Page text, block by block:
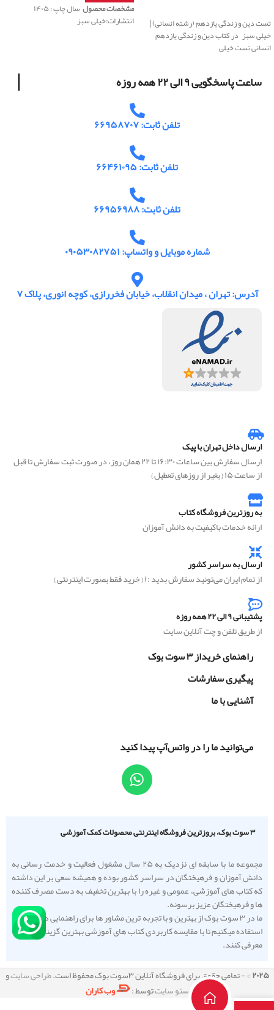
تست دین و زندگی یازدهم (رشته انسانی) |
خیلی سبز در کتاب دین و زندگی یازدهم
انسانی تست خیلی
مشخصات محصول
سال چاپ : ۱۴۰۵
انتشارات:خیلی سبز
ساعت پاسخگویی ۹ الی ۲۲ همه روزه
تلفن ثابت: ۶۶۹۵۸۷۰۷
تلفن ثابت: ۶۶۴۶۱۰۹۵
تلفن ثابت: ۶۶۹۵۶۹۸۸
شماره موبایل و واتساپ: ۰۹۰۵۳۰۸۲۷۵۱
آدرس: تهران ، میدان انقلاب، خیابان فخررازی، کوچه انوری، پلاک ۷
ارسال داخل تهران با پیک
ارسال سفارش بین ساعات ۱۶:۳۰ تا ۲۲ همان روز، در صورت ثبت سفارش تا قبل
از ساعت ۱۵ { بغیر از روزهای تعطیل }
به روزترین فروشگاه کتاب
ارائه خدمات باکیفیت به دانش آموزان
ارسال به سراسر کشور
از تمام ایران می‌تونید سفارش بدید :) { خرید فقط بصورت اینترنتی }
پشتیبانی ۹ الی ۲۲ همه روزه
از طریق تلفن و چت آنلاین سایت
راهنمای خریداز ۳ سوت بوک
پیگیری سفارشات
آشنایی با ما
می‌توانید ما را در واتس‌آپ پیدا کنید
۳ سوت بوک، بروزترین فروشگاه اینترنتی محصولات کمک آموزشی
مجموعه ما با سابقه ای نزدیک به ۲۵ سال مشغول فعالیت و خدمت رسانی به
دانش آموزان و فرهیختگان در سراسر کشور بوده و همیشه سعی بر این داشته
که کتاب های آموزشی، عمومی و غیره را با بهترین تخفیف به دست مصرف کننده
ها و فرهیختگان عزیز برسونه.
ما در ۳ سوت بوک از بهترین و با تجربه ترین مشاور ها برای راهنمایی دانش آموزا
استفاده میکنیم تا با مقایسه کاربردی کتاب های آموزشی بهترین گزینه را به شما
معرفی کنند.
۲۰۲۵© - تمامی حقوق برای فروشگاه آنلاین ۳سوت بوک محفوظ است. طراحی سایتو
سئو سایتتوسط : وب کاران